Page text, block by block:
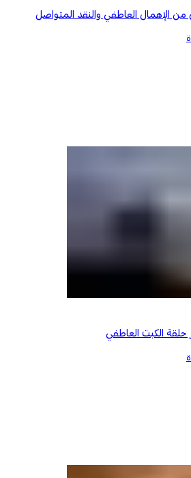
من الإهمال العاطفي والنقد المتواصل
الكبت العاطفي